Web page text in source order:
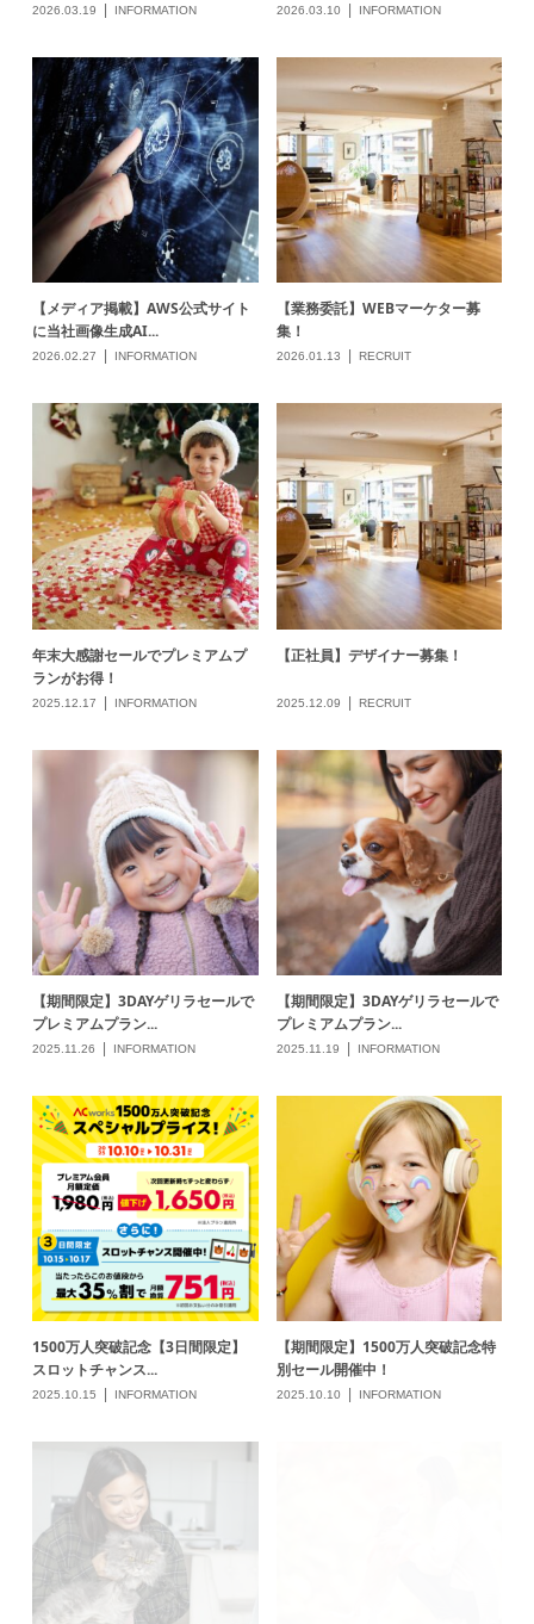
【メディア掲載】AWS公式サイト
に当社画像生成AI...
2026.02.27 INFORMATION
【業務委託】WEBマーケター募
集！
2026.01.13 RECRUIT
年末大感謝セールでプレミアムプ
ランがお得！
2025.12.17 INFORMATION
【正社員】デザイナー募集！
2025.12.09 RECRUIT
【期間限定】3DAYゲリラセールで
プレミアムプラン...
INFORMATION
【期間限定】3DAYゲリラセールで
プレミアムプラン...
INFORMATION
1500万人突破記念【3日間限定】
スロットチャンス...
2025.10.15 INFORMATION
【期間限定】1500万人突破記念特
別セール開催中！
2025.10.10 INFORMATION
【期間限定】3DAYゲリラセールで
2025.09.24